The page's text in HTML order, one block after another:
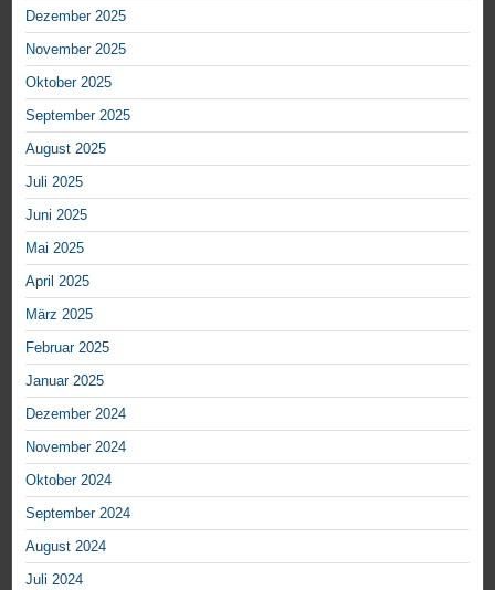
Dezember 2025
November 2025
Oktober 2025
September 2025
August 2025
Juli 2025
Juni 2025
Mai 2025
April 2025
März 2025
Februar 2025
Januar 2025
Dezember 2024
November 2024
Oktober 2024
September 2024
August 2024
Juli 2024